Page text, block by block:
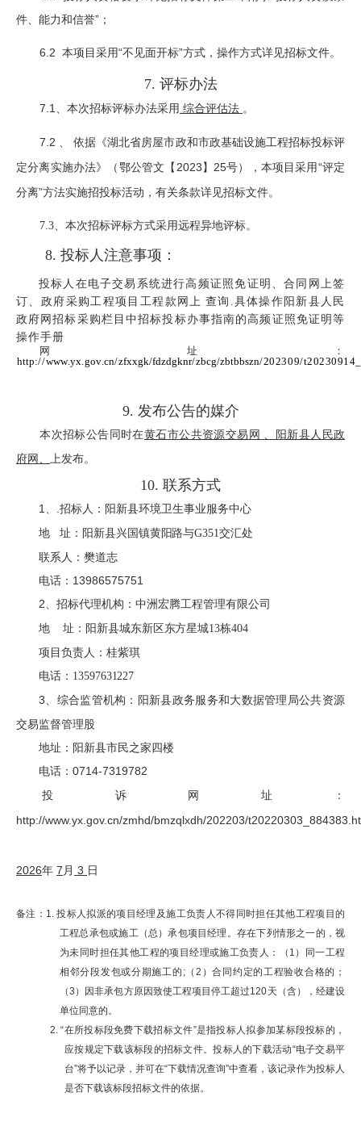
件、能力和信誉”；
6.2 本项目采用“不见面开标”方式，操作方式详见招标文件。
7. 评标办法
7.1、本次招标评标办法采用 综合评估法 。
7.2 、 依据《湖北省房屋市政和市政基础设施工程招标投标评
定分离实施办法》（鄂公管文【2023】25号），本项目采用“评定
分离”方法实施招投标活动，有关条款详见招标文件。
7.3 、本次招标评标方式采用远程异地评标。
8.投标人注意事项：
投标人在电子交易系统进行高频证照免证明、合同网上签
订、政府采购工程项目工程款网上 查询 具体操作阳新县人民
政府网招标采购栏目中招标投标办事指南的高频证照免证明等
操作手册
网址：
http://www.yx gov.cn/zfxxgk/fdzdgknr/zbcg/zbtbbszn/202309/
9. 发布公告的媒介
本次招标公告同时在黄石市公共资源交易网 、阳新县人民政
府网、 上发布。
10. 联系方式
1、 .招标人： 阳新县环境卫生事业服务中心
地
址： 阳新县兴国镇黄阳路与G351交汇处
联系人： 樊道志
电话： 13986575751
2、 招标代理机构： 中洲宏腾工程管理有限公司
地
址： 阳新县城东新区东方星城13栋404
项目负责人 ： 桂紫琪
电话： 13597631227
3、 综合监管机构：阳新县政务服务和大数据管理局公共资源
交易监督管理股
地址：阳新县市民之家四楼
电话：0714-7319782
投诉网址：
http://www.yx.gov.cn/zmhd/bmzqlxdh/202203/
2026年 7月 3 日
备注：1. 投标人拟派的项目经理及施工负责人不得同时担任其他工程项目的
工程总承包或施工（总）承包项目经理。 存在下列情形之一的 ，视
为未 同时担任其他工程的项目经理或施工负责人 ：（ 1 ）同一工程
相邻分段发包或分期施工的 ;（2 ）合同约定的工程验收合格的；
（3 ）因非承包方原因致使工程项目停工超过120天（含），经建设
单位同意的。
2. “在所投标段免费下载招标文件”是指投标人拟参加某标段投标的，
应按规定下载该标段的招标文件。投标人的下载活动“电子交易平
台”将予以记录，并可在“下载情况查询”中查看，该记录作为投标人
是否下载该标段招标文件的依据。